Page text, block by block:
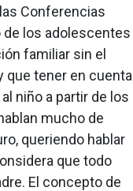
Conferencias
de los adolescentes
familiar sin el
que tener en cuenta
niño a partir de los
mucho de
queriendo hablar
que todo
El concepto de